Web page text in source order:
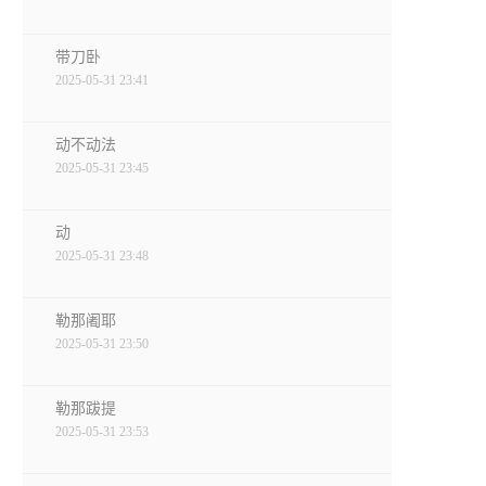
带刀卧
2025-05-31 23:41
动不动法
2025-05-31 23:45
动
2025-05-31 23:48
勒那阇耶
2025-05-31 23:50
勒那跋提
2025-05-31 23:53